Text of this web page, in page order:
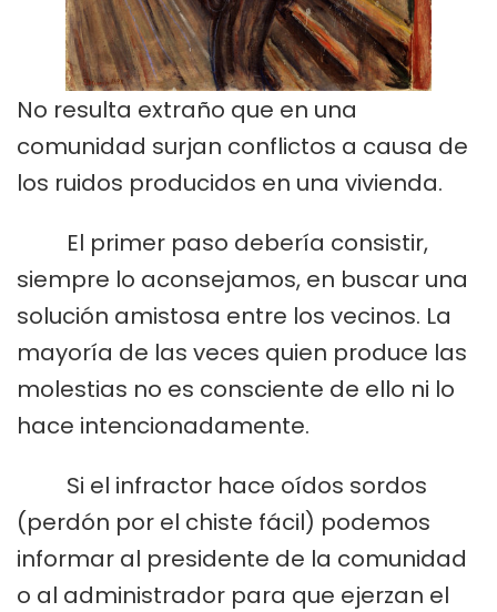
No resulta extraño que en una
comunidad surjan conflictos a causa de
los ruidos producidos en una vivienda.
El primer paso debería consistir,
siempre lo aconsejamos, en buscar una
solución amistosa entre los vecinos. La
mayoría de las veces quien produce las
molestias no es consciente de ello ni lo
hace intencionadamente.
Si el infractor hace oídos sordos
(perdón por el chiste fácil) podemos
informar al presidente de la comunidad
o al administrador para que ejerzan el